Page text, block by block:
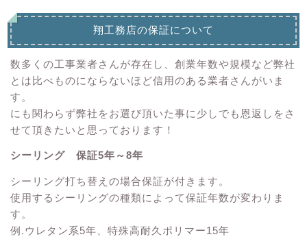
翔工務店の保証について
数多くの工事業者さんが存在し、創業年数や規模など弊社
とは比べものにならないほど信用のある業者さんがいま
す。
にも関わらず弊社をお選び頂いた事に少しでも恩返しをさ
せて頂きたいと思っております！
シーリング 保証5年～8年
シーリング打ち替えの場合保証が付きます。
使用するシーリングの種類によって保証年数が変わりま
す。
例.ウレタン系5年、特殊高耐久ポリマー15年